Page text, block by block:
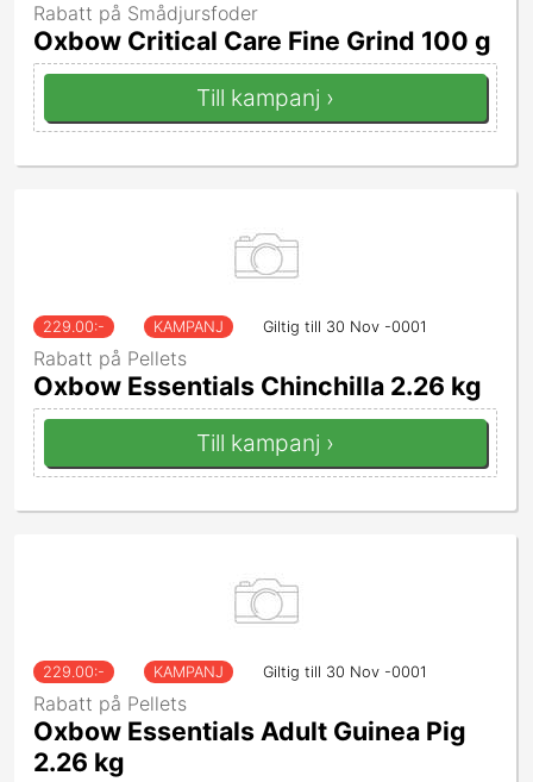
Rabatt på Smådjursfoder
Oxbow Critical Care Fine Grind 100 g
Till kampanj ›
229.00:- KAMPANJ Giltig till 30 Nov -0001
Rabatt på Pellets
Oxbow Essentials Chinchilla 2.26 kg
Till kampanj ›
229.00:- KAMPANJ Giltig till 30 Nov -0001
Rabatt på Pellets
Oxbow Essentials Adult Guinea Pig
2.26 kg